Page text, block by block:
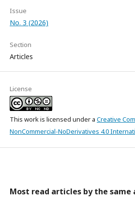
Issue
No. 3 (2026)
Section
Articles
License
This work is licensed under a Creative
NonCommercial-NoDerivatives 4.0
Most read articles by the same